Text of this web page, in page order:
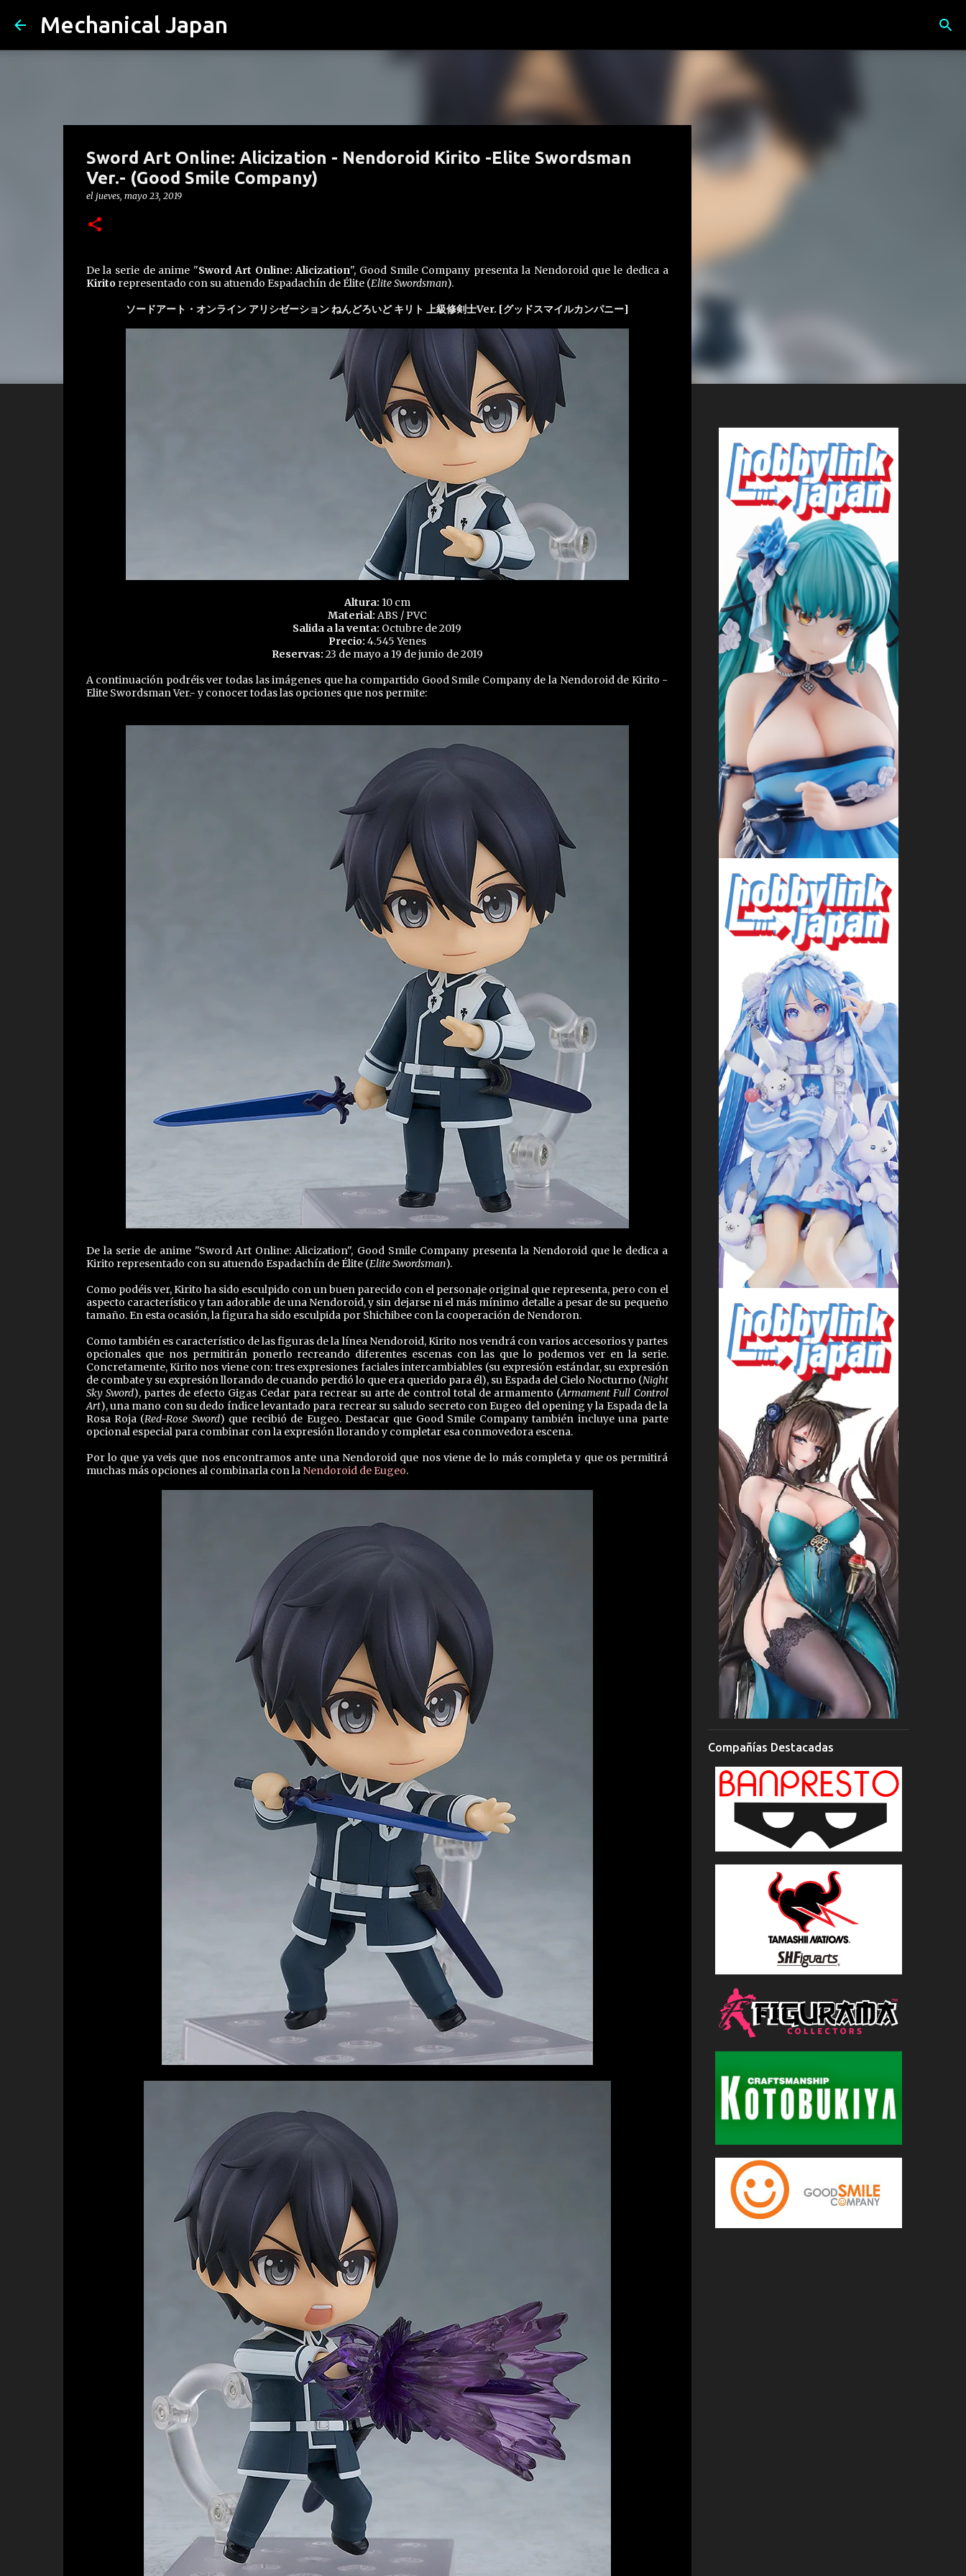
Mechanical Japan
Sword Art Online: Alicization - Nendoroid Kirito -Elite Swordsman
Ver.- (Good Smile Company)
el jueves, mayo 23, 2019
De la serie de anime "Sword Art Online: Alicization", Good Smile Company presenta la Nendoroid que le dedica a
Kiritorepresentado con su atuendo Espadachín de Élite (Elite Swordsman).
ソードアート・オンライン アリシゼーション ねんどろいど キリト 上級修剣士Ver. [グッドスマイルカンパニー]
Altura: 10 cm
Material: ABS / PVC
Salida a la venta: Octubre de 2019
Precio: 4.545 Yenes
Reservas: 23 de mayo a 19 de junio de 2019
A continuación podréis ver todas las imágenes que ha compartido Good Smile Company de la Nendoroid de Kirito -
Elite Swordsman Ver.- y conocer todas las opciones que nos permite:
De la serie de anime "Sword Art Online: Alicization", Good Smile Company presenta la Nendoroid que le dedica a
Kirito representado con su atuendo Espadachín de Élite (Elite Swordsman).
Como podéis ver, Kirito ha sido esculpido con un buen parecido con el personaje original que representa, pero con el
aspecto característico y tan adorable de una Nendoroid, y sin dejarse ni el más mínimo detalle a pesar de su pequeño
tamaño. En esta ocasión, la figura ha sido esculpida por Shichibee con la cooperación de Nendoron.
Como también es característico de las figuras de la línea Nendoroid, Kirito nos vendrá con varios accesorios y partes
opcionales que nos permitirán ponerlo recreando diferentes escenas con las que lo podemos ver en la serie.
Concretamente, Kirito nos viene con: tres expresiones faciales intercambiables (su expresión estándar, su expresión
de combate y su expresión llorando de cuando perdió lo que era querido para él), su Espada del Cielo Nocturno (Night
Sky Sword), partes de efecto Gigas Cedar para recrear su arte de control total de armamento (Armament Full Control
Art), una mano con su dedo índice levantado para recrear su saludo secreto con Eugeo del opening y la Espada de la
Rosa Roja (Red-Rose Sword) que recibió de Eugeo. Destacar que Good Smile Company también incluye una parte
opcional especial para combinar con la expresión llorando y completar esa conmovedora escena.
Por lo que ya veis que nos encontramos ante una Nendoroid que nos viene de lo más completa y que os permitirá
muchas más opciones al combinarla con la Nendoroid de Eugeo.
Compañías Destacadas